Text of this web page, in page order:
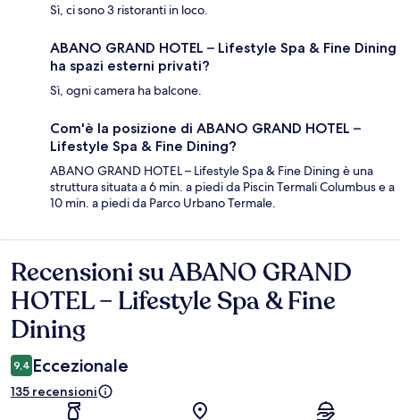
Sì, ci sono 3 ristoranti in loco.
ABANO GRAND HOTEL – Lifestyle Spa & Fine Dining
ha spazi esterni privati?
Sì, ogni camera ha balcone.
Com'è la posizione di ABANO GRAND HOTEL –
Lifestyle Spa & Fine Dining?
ABANO GRAND HOTEL – Lifestyle Spa & Fine Dining è una
struttura situata a 6 min. a piedi da Piscin Termali Columbus e a
10 min. a piedi da Parco Urbano Termale.
Recensioni
Recensioni su ABANO GRAND
HOTEL – Lifestyle Spa & Fine
Dining
9,4 Eccezionale
135 recensioni